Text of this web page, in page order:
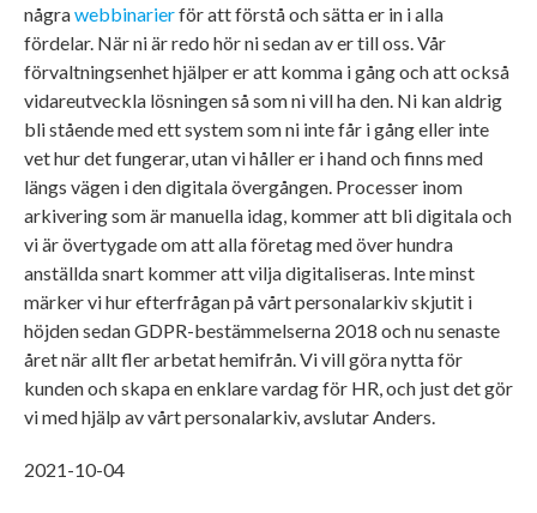
någrawebbinarierför att förstå och sätta er in i alla
fördelar. När ni är redo hör ni sedan av er till oss. Vår
förvaltningsenhet hjälper er att komma i gång och att också
vidareutveckla lösningen så som ni vill ha den. Ni kan aldrig
bli stående med ett system som ni inte får i gång eller inte
vet hur det fungerar, utan vi håller er i hand och finns med
längs vägen i den digitala övergången. Processer inom
arkivering som är manuella idag, kommer att bli digitala och
vi är övertygade om att alla företag med över hundra
anställda snart kommer att vilja digitaliseras. Inte minst
märker vi hur efterfrågan på vårt personalarkiv skjutit i
höjden sedan GDPR-bestämmelserna 2018 och nu senaste
året när allt fler arbetat hemifrån. Vi vill göra nytta för
kunden och skapa en enklare vardag för HR, och just det gör
vi med hjälp av vårt personalarkiv, avslutar Anders.
2021-10-04